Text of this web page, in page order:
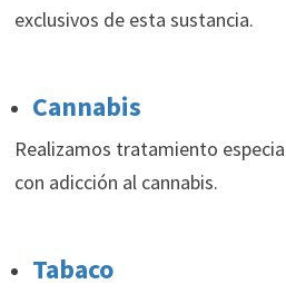
exclusivos de esta sustancia.
Cannabis
Realizamos tratamiento
con adicción al cannabis.
Tabaco